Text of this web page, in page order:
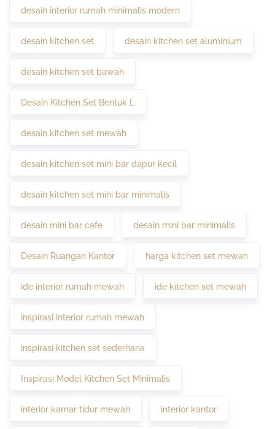
desain interior rumah minimalis modern
desain kitchen set desain kitchen set aluminium
desain kitchen set bawah
Desain Kitchen Set Bentuk L
desain kitchen set mewah
desain kitchen set mini bar dapur kecil
desain kitchen set mini bar minimalis
desain mini bar cafe desain mini bar minimalis
Desain Ruangan Kantor harga kitchen set mewah
ide interior rumah mewah ide kitchen set mewah
inspirasi interior rumah mewah
inspirasi kitchen set sederhana
Inspirasi Model Kitchen Set Minimalis
interior kamar tidur mewah interior kantor